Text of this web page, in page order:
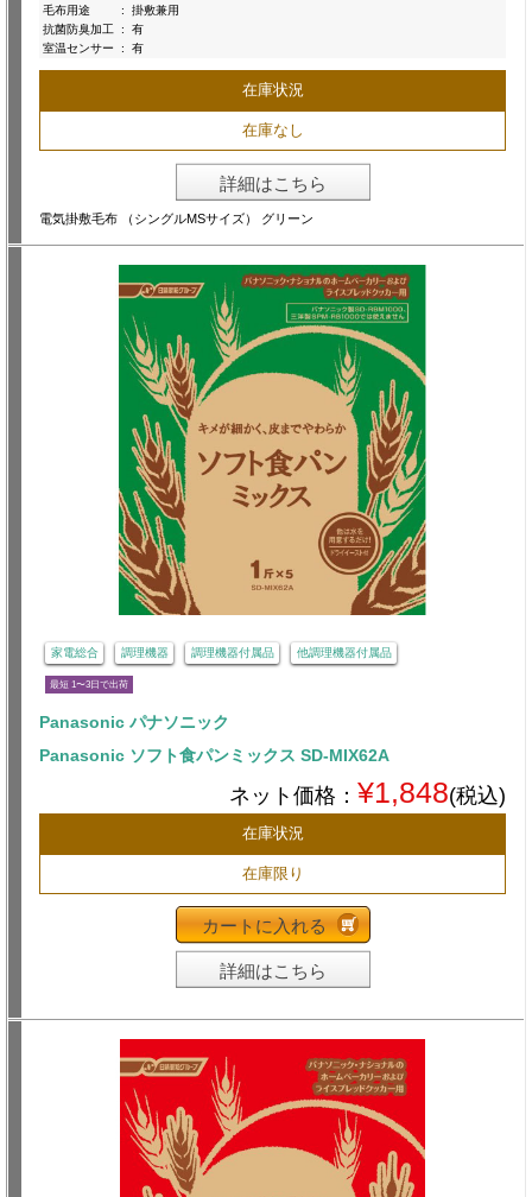
毛布用途
:
掛敷兼用
抗菌防臭加工
:
有
室温センサー
: 有
在庫状況
在庫なし
詳細はこちら
電気掛敷毛布 （シングルMSサイズ） グリーン
家電総合 調理機器 調理機器付属品 他調理機器付属品
最短 1〜3日で出荷
Panasonic パナソニック
Panasonic ソフト食パンミックス SD-MIX62A
ネット価格： ¥1,848(税込)
在庫状況
在庫限り
カートに入れる
詳細はこちら